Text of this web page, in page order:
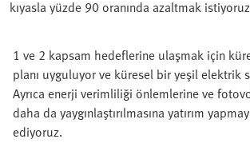
kıyasla yüzde 90 oranında azaltmak
1 ve 2 kapsam hedeflerine ulaşmak için
planı uyguluyor ve küresel bir yeşil elektrik
Ayrıca enerji verimliliği önlemlerine ve
daha da yaygınlaştırılmasına yatırım
ediyoruz.